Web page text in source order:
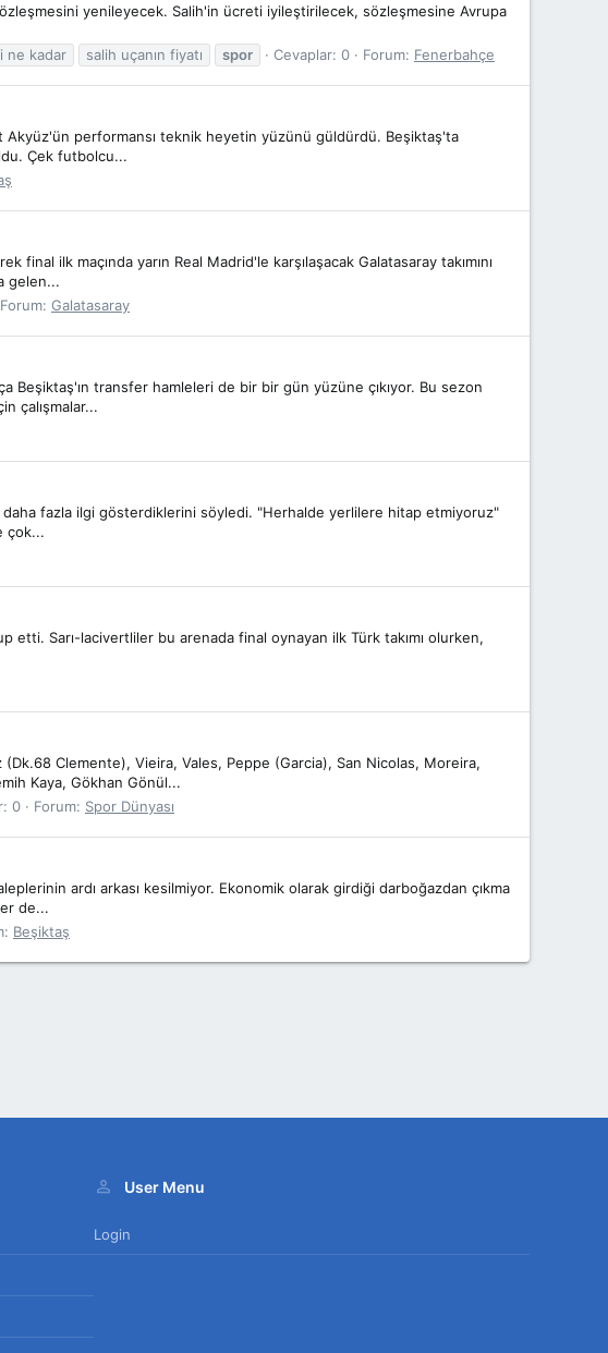
yenileyecek. Salih'in ücreti iyileştirilecek, sözleşmesine Avrupa
ne kadar salih uçanın fiyatı spor Cevaplar: 0 Forum: Fenerbahçe
Akyüz'ün performansı teknik heyetin yüzünü güldürdü. Beşiktaş'ta
Çek futbolcu...
ilk maçında yarın Real Madrid'le karşılaşacak Galatasaray takımını
gelen...
Forum: Galatasaray
Beşiktaş'ın transfer hamleleri de bir bir gün yüzüne çıkıyor. Bu sezon
çalışmalar...
daha fazla ilgi gösterdiklerini söyledi. "Herhalde yerlilere hitap etmiyoruz"
çok...
Sarı-lacivertliler bu arenada final oynayan ilk Türk takımı olurken,
Clemente), Vieira, Vales, Peppe (Garcia), San Nicolas, Moreira,
Kaya, Gökhan Gönül...
0 Forum: Spor Dünyası
ardı arkası kesilmiyor. Ekonomik olarak girdiği darboğazdan çıkma
de...
Beşiktaş
User Menu
Login